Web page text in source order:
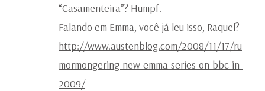
“Casamenteira”? Humpf.
Falando em Emma, você já leu isso, Raquel?
http://www.austenblog.com/2008/11/17/ru
mormongering-new-emma-series-on-bbc-in-
2009/